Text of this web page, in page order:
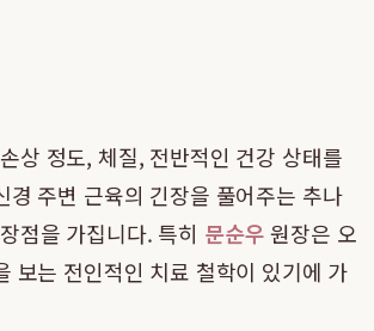
상 정도, 체질, 전반적인 건강 상태를
주변 근육의 긴장을 풀어주는 추나
점을 가집니다. 특히 문순우원장은 오
보는 전인적인 치료 철학이 있기에 가